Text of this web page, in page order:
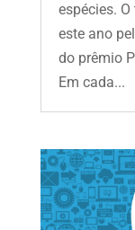
espécies.
este ano
do prêmio
Em cada...